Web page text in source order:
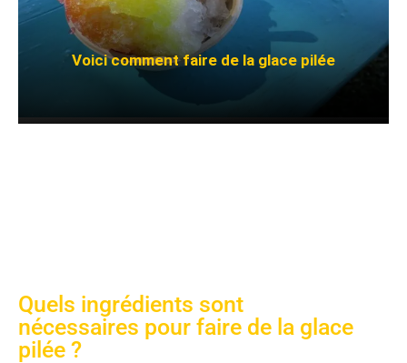
Voici comment faire de la glace pilée
Quels ingrédients sont
nécessaires pour faire de la glace
pilée ?